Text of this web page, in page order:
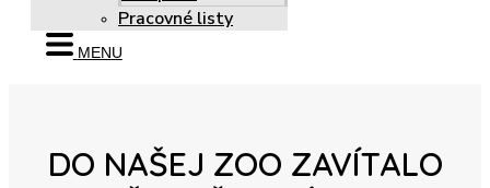
Pracovné listy
MENU
DO NAŠEJ ZOO ZAVÍTALO